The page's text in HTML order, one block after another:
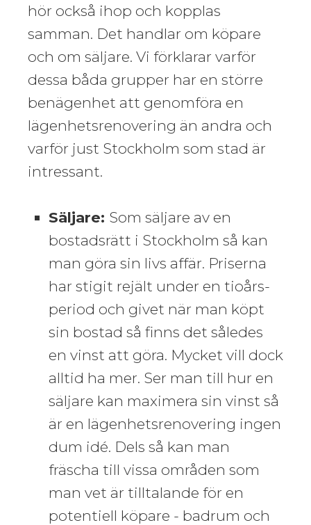
hör också ihop och kopplas
samman. Det handlar om köpare
och om säljare. Vi förklarar varför
dessa båda grupper har en större
benägenhet att genomföra en
lägenhetsrenovering än andra och
varför just Stockholm som stad är
intressant.
Säljare: Som säljare av en
bostadsrätt i Stockholm så kan
man göra sin livs affär. Priserna
har stigit rejält under en tioårs-
period och givet när man köpt
sin bostad så finns det således
en vinst att göra. Mycket vill dock
alltid ha mer. Ser man till hur en
säljare kan maximera sin vinst så
är en lägenhetsrenovering ingen
dum idé. Dels så kan man
fräscha till vissa områden som
man vet är tilltalande för en
potentiell köpare - badrum och